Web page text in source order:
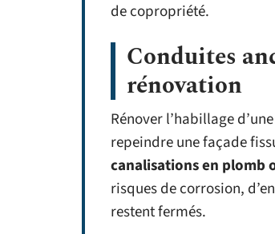
de copropriété.
Conduites
rénovation
Rénover l’habillage
repeindre une façade
canalisations en plomb
risques de corrosion,
restent fermés.